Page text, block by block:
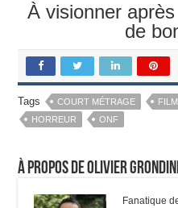
À visionner
de
Tags COURT MÉTRAGE
HORREUR
ONF
À propos de Olivier
Fanatique